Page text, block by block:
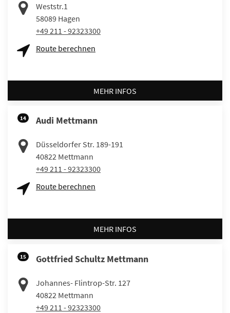
Weststr.1
58089 Hagen
+49 211 - 92323300
Route berechnen
MEHR INFOS
14 Audi Mettmann
Düsseldorfer Str. 189-191
40822 Mettmann
+49 211 - 92323300
Route berechnen
MEHR INFOS
15 Gottfried Schultz Mettmann
Johannes- Flintrop-Str. 127
40822 Mettmann
+49 211 - 92323300